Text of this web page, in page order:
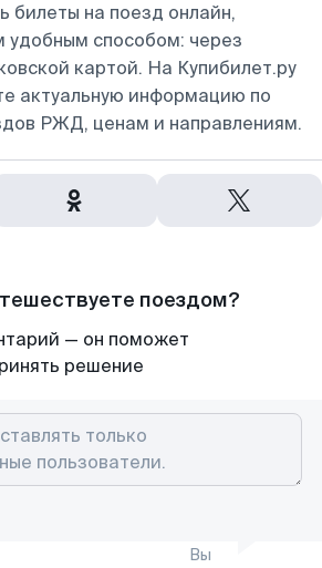
билеты на поезд онлайн,
удобным способом: через
картой. На Купибилет.ру
актуальную информацию по
РЖД, ценам и направлениям.
поездом?
— он поможет
решение
Вы